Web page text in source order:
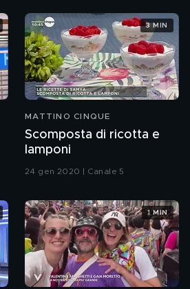
MATTINO CINQUE
Scomposta di ricotta e
lamponi
24 gen 2020 | Canale 5
3 MIN
1 MIN